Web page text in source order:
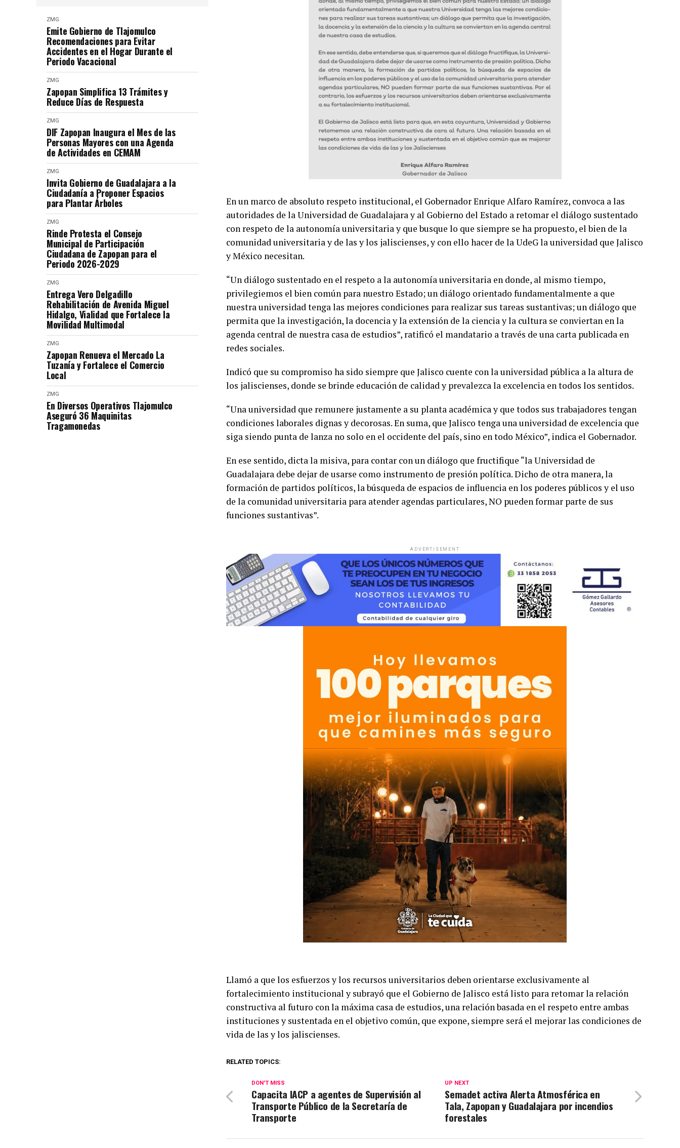
ZMG
Emite Gobierno de Tlajomulco
Recomendaciones para Evitar
Accidentes en el Hogar Durante el
Periodo Vacacional
ZMG
Zapopan Simplifica 13 Trámites y
Reduce Días de Respuesta
ZMG
DIF Zapopan Inaugura el Mes de las
Personas Mayores con una Agenda
de Actividades en CEMAM
ZMG
Invita Gobierno de Guadalajara a la
Ciudadanía a Proponer Espacios
para Plantar Árboles
ZMG
Rinde Protesta el Consejo
Municipal de Participación
Ciudadana de Zapopan para el
Periodo 2026-2029
ZMG
Entrega Vero Delgadillo
Rehabilitación de Avenida Miguel
Hidalgo, Vialidad que Fortalece la
Movilidad Multimodal
ZMG
Zapopan Renueva el Mercado La
Tuzanía y Fortalece el Comercio
Local
ZMG
En Diversos Operativos Tlajomulco
Aseguró 36 Maquinitas
Tragamonedas
En un marco de absoluto respeto institucional, el Gobernador Enrique Alfaro Ramírez, convoca a las
autoridades de la Universidad de Guadalajara y al Gobierno del Estado a retomar el diálogo sustentado
con respeto de la autonomía universitaria y que busque lo que siempre se ha propuesto, el bien de la
comunidad universitaria y de las y los jaliscienses, y con ello hacer de la UdeG la universidad que Jalisco
y México necesitan.
“Un diálogo sustentado en el respeto a la autonomía universitaria en donde, al mismo tiempo,
privilegiemos el bien común para nuestro Estado; un diálogo orientado fundamentalmente a que
nuestra universidad tenga las mejores condiciones para realizar sus tareas sustantivas; un diálogo que
permita que la investigación, la docencia y la extensión de la ciencia y la cultura se conviertan en la
agenda central de nuestra casa de estudios”, ratificó el mandatario a través de una carta publicada en
redes sociales.
Indicó que su compromiso ha sido siempre que Jalisco cuente con la universidad pública a la altura de
los jaliscienses, donde se brinde educación de calidad y prevalezca la excelencia en todos los sentidos.
“Una universidad que remunere justamente a su planta académica y que todos sus trabajadores tengan
condiciones laborales dignas y decorosas. En suma, que Jalisco tenga una universidad de excelencia que
siga siendo punta de lanza no solo en el occidente del país, sino en todo México”, indica el Gobernador.
En ese sentido, dicta la misiva, para contar con un diálogo que fructifique “la Universidad de
Guadalajara debe dejar de usarse como instrumento de presión política. Dicho de otra manera, la
formación de partidos políticos, la búsqueda de espacios de influencia en los poderes públicos y el uso
de la comunidad universitaria para atender agendas particulares, NO pueden formar parte de sus
funciones sustantivas”.
ADVERTISEMENT
Llamó a que los esfuerzos y los recursos universitarios deben orientarse exclusivamente al
fortalecimiento institucional y subrayó que el Gobierno de Jalisco está listo para retomar la relación
constructiva al futuro con la máxima casa de estudios, una relación basada en el respeto entre ambas
instituciones y sustentada en el objetivo común, que expone, siempre será el mejorar las condiciones de
vida de las y los jaliscienses.
RELATED TOPICS:
UP NEXT
Semadet activa Alerta Atmosférica en
Tala, Zapopan y Guadalajara por incendios
forestales
DON'T MISS
Capacita IACP a agentes de Supervisión al
Transporte Público de la Secretaría de
Transporte